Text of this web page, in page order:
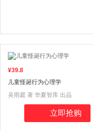
¥39.8
儿童怪诞行为心理学
吴雨庭 著 华夏智库 出品
立即抢购